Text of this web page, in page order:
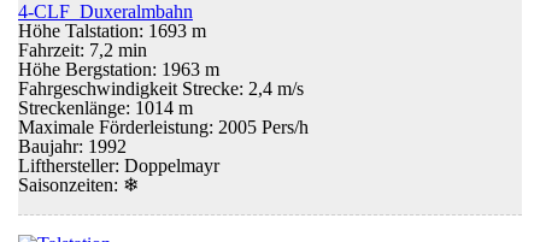
4-CLF Duxeralmbahn
Höhe Talstation: 1693 m
Fahrzeit: 7,2 min
Höhe Bergstation: 1963 m
Fahrgeschwindigkeit Strecke: 2,4 m/s
Streckenlänge: 1014 m
Maximale Förderleistung: 2005 Pers/h
Baujahr: 1992
Lifthersteller: Doppelmayr
Saisonzeiten: ❄